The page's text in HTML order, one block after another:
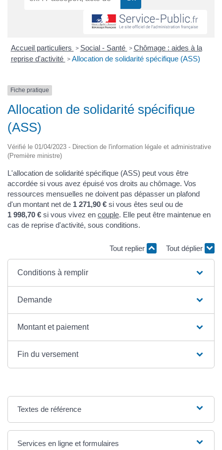
Accueil particuliers > Social - Santé > Chômage : aides à la
reprise d'activité > Allocation de solidarité spécifique (ASS)
Fiche pratique
Allocation de solidarité spécifique
(ASS)
Vérifié le 01/04/2023 - Direction de l'information légale et administrative
(Première ministre)
L'allocation de solidarité spécifique (ASS) peut vous être
accordée si vous avez épuisé vos droits au chômage. Vos
ressources mensuelles ne doivent pas dépasser un plafond
d'un montant net de 1 271,90 € si vous êtes seul ou de
1 998,70 € si vous vivez en couple. Elle peut être maintenue en
cas de reprise d'activité, sous conditions.
Tout replier Tout déplier
Conditions à remplir
Demande
Montant et paiement
Fin du versement
Textes de référence
Services en ligne et formulaires